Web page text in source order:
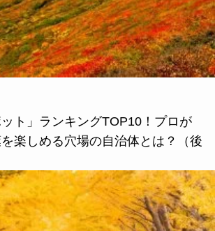
ット」ランキングTOP10！プロが
楽しめる穴場の自治体とは？（後